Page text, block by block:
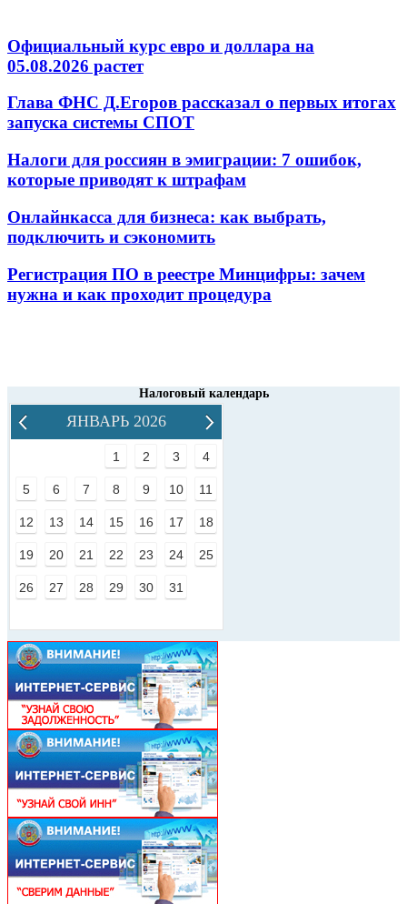
Официальный курс евро и доллара на
05.08.2026 растет
Глава ФНС Д.Егоров рассказал о первых итогах
запуска системы СПОТ
Налоги для россиян в эмиграции: 7 ошибок,
которые приводят к штрафам
Онлайнкасса для бизнеса: как выбрать,
подключить и сэкономить
Регистрация ПО в реестре Минцифры: зачем
нужна и как проходит процедура
Налоговый календарь
ЯНВАРЬ 2026
1 2 3 4
5 6 7 8 9 10 11
12 13 14 15 16 17 18
19 20 21 22 23 24 25
26 27 28 29 30 31